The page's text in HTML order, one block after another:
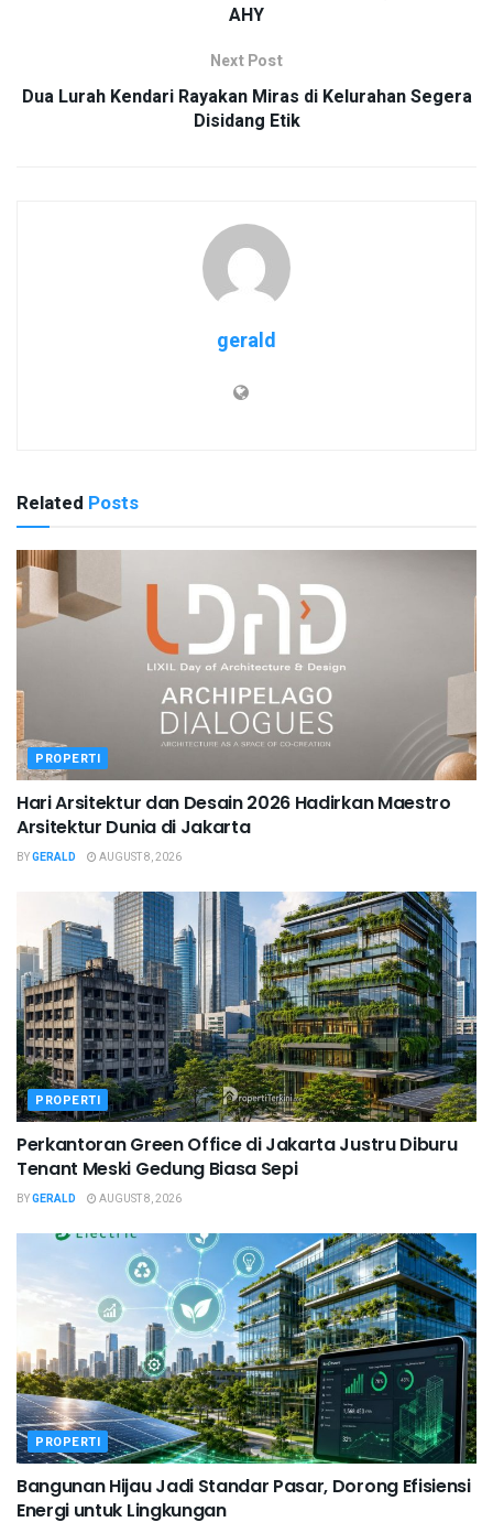
AHY
Next Post
Dua Lurah Kendari Rayakan Miras di Kelurahan Segera
Disidang Etik
gerald
Related Posts
PROPERTI
Hari Arsitektur dan Desain 2026 Hadirkan Maestro
Arsitektur Dunia di Jakarta
BYGERALD AUGUST 8, 2026
PROPERTI
Perkantoran Green Office di Jakarta Justru Diburu
Tenant Meski Gedung Biasa Sepi
BYGERALD AUGUST 8, 2026
PROPERTI
Bangunan Hijau Jadi Standar Pasar, Dorong Efisiensi
Energi untuk Lingkungan